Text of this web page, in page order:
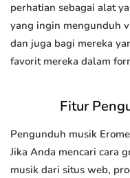
perhatian sebagai alat
yang ingin mengunduh
dan juga bagi mereka
favorit mereka dalam
Fitur
Pengunduh musik
Jika Anda mencari cara
musik dari situs web,